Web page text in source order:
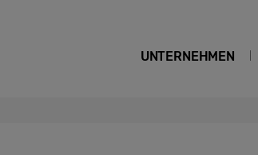
UNTERNEHMEN